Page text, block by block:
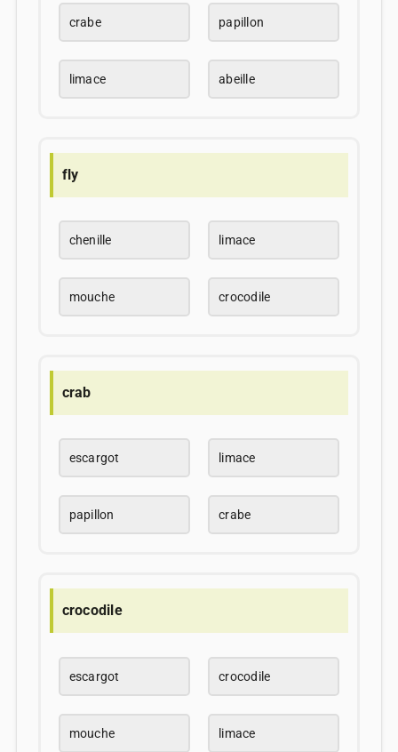
crabe papillon
limace abeille
fly
chenille limace
mouche crocodile
crab
escargot limace
papillon crabe
crocodile
escargot crocodile
mouche limace